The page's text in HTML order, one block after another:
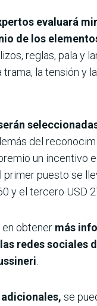
evaluará
de los
reglas, pala y
trama, la tensión y
del
un incentivo
puesto se
y el tercero USD
obtener más
redes sociales
se